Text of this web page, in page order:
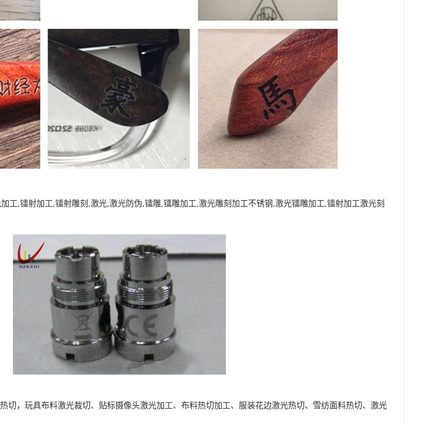
工,镭射加工,镭射雕刻,激光,激光防伪,镭雕,镭雕加工,激光雕刻加工不锈钢,激光镭雕加工,镭射加工激光刻
切，玩具布料激光裁切、贴标摄像头激光加工、布料热切加工、服装花边激光热切、雪纺面料热切、激光